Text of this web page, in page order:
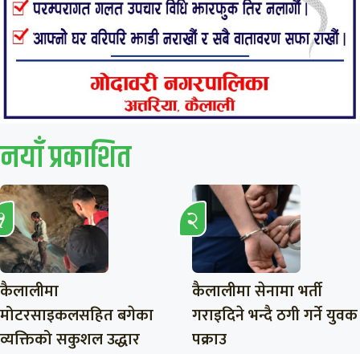
नयाँ प्रकाशित
कैलालीमा
मोटरसाइकलसहित बगेका
व्यक्तिको सकुशल उद्धार
कैलालीमा सेनामा भर्ती
गराइदिने भन्दै ठगी गर्ने युवक
पक्राउ